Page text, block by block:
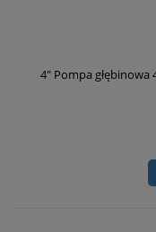
4" Pompa głębinowa